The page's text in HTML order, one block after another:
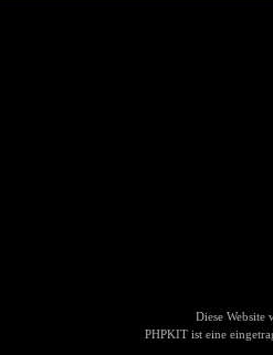
Diese Website
PHPKIT ist eine